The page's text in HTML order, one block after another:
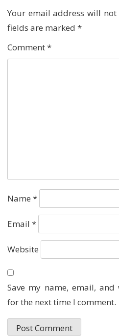
Your email address will
fields are marked *
Comment*
Name *
Email *
Website
Save my name, email,
for the next time I comment.